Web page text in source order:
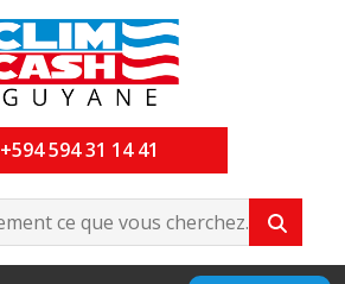
+594 594 31 14 41